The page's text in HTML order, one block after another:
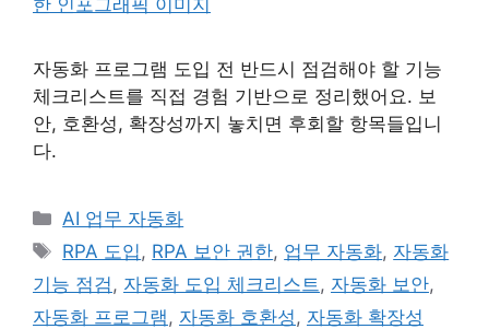
자동화 프로그램 도입 전 반드시 점검해야 할 기능
체크리스트를 직접 경험 기반으로 정리했어요. 보
안, 호환성, 확장성까지 놓치면 후회할 항목들입니
다.
카
테
리
AI 업무 자동화
태
그
RPA 도입, RPA 보안 권한, 업무 자동화, 자동화
기능 점검, 자동화 도입 체크리스트, 자동화 보안,
자동화 프로그램, 자동화 호환성, 자동화 확장성